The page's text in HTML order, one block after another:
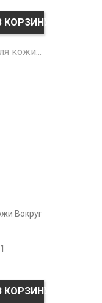
КОРЗИНУ
Вокруг
КОРЗИНУ